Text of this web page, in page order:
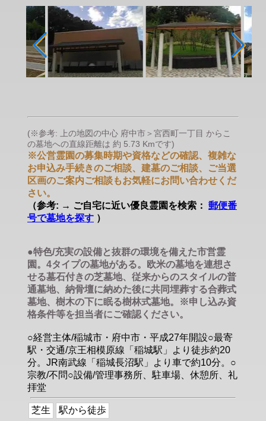
(※参考: 上の地図の中心 府中市＞宮西町一丁目 からこ
の墓地への直線距離は 約 5.73 Kmです)
※公営霊園の募集時期や資格などの確認、複雑な
お申込み手続きのご相談、建墓のご相談、ご当選
区画のご案内ご相談もお気軽にお問い合わせくだ
さい。
（参考: → ご自宅に近い優良霊園を検索： 郵便番
号で墓地を探す ）
●特色/充実の設備と抜群の環境を備えた市営霊
園。4タイプの墓地がある。欧米の墓地を連想さ
せる墓石付きの芝墓地、従来からのスタイルの普
通墓地、納骨壇に納めた後に共同埋葬する合葬式
墓地、樹木の下に眠る樹林式墓地。※申し込み資
格条件等を担当者にご確認ください。
○経営主体/稲城市・府中市・平成27年開設○最寄
駅・交通/京王相模原線「稲城駅」より徒歩約20
分。JR南武線「稲城長沼駅」より車で約10分。○
宗教/不問○設備/管理事務所、駐車場、休憩所、礼
拝堂
芝生 駅から徒歩